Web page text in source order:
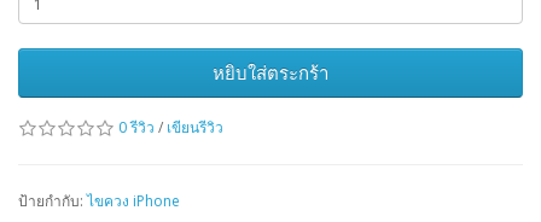
หยิบใส่ตระกร้า
0 รีวิว / เขียนรีวิว
ป้ายกำกับ:ไขควง iPhone